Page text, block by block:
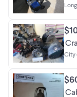
City